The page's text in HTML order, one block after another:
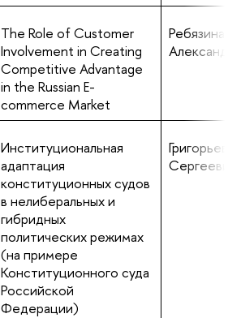
The Role of Customer
Involvement in Creating
Competitive Advantage
in the Russian E-
commerce Market
Ребязина
Институциональная
адаптация
конституционных судов
в нелиберальных и
гибридных
политических режимах
(на примере
Конституционного суда
Российской
Федерации)
Григорьев
Сергеевич